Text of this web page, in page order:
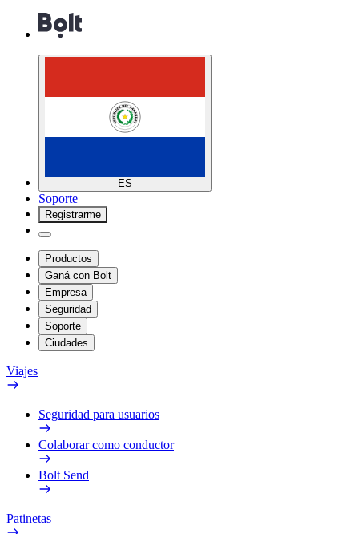
ES
Soporte
Registrarme
Productos
Ganá con Bolt
Empresa
Seguridad
Soporte
Ciudades
Viajes
Seguridad para usuarios
Colaborar como conductor
Bolt Send
Patinetas